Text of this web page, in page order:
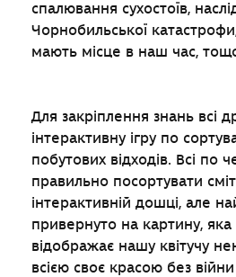
спалювання сухостоїв,
Чорнобильської
мають місце в наш час,
Для закріплення знань всі
інтерактивну ігру по
побутових відходів. Всі по
правильно посортувати
інтерактивній дошці, але
привернуто на картину, яка
відображає нашу квітучу
всією своє красою без війни